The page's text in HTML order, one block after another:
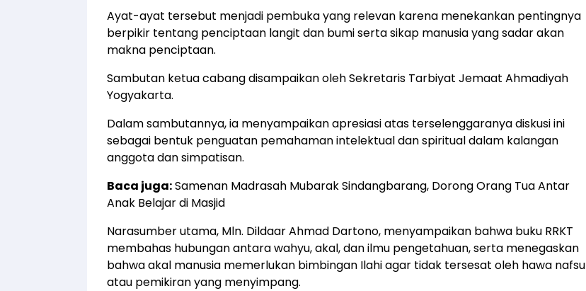
Ayat-ayat tersebut menjadi pembuka yang relevan karena menekankan pentingnya
berpikir tentang penciptaan langit dan bumi serta sikap manusia yang sadar akan
makna penciptaan.
Sambutan ketua cabang disampaikan oleh Sekretaris Tarbiyat Jemaat Ahmadiyah
Yogyakarta.
Dalam sambutannya, ia menyampaikan apresiasi atas terselenggaranya diskusi ini
sebagai bentuk penguatan pemahaman intelektual dan spiritual dalam kalangan
anggota dan simpatisan.
Baca juga:Samenan Madrasah Mubarak Sindangbarang, Dorong Orang Tua Antar
Anak Belajar di Masjid
Narasumber utama, Mln. Dildaar Ahmad Dartono, menyampaikan bahwa buku RRKT
membahas hubungan antara wahyu, akal, dan ilmu pengetahuan, serta menegaskan
bahwa akal manusia memerlukan bimbingan Ilahi agar tidak tersesat oleh hawa nafsu
atau pemikiran yang menyimpang.